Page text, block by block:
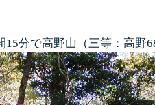
15分で高野山（三等：高野